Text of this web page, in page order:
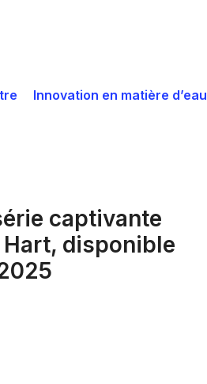
Innovation en matière d’eau
captivante
Hart, disponible